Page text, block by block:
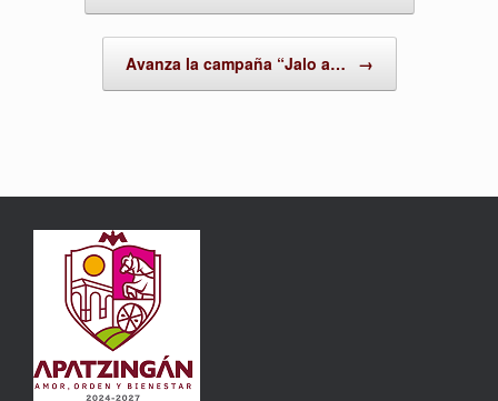
Avanza la campaña “Jalo a… →